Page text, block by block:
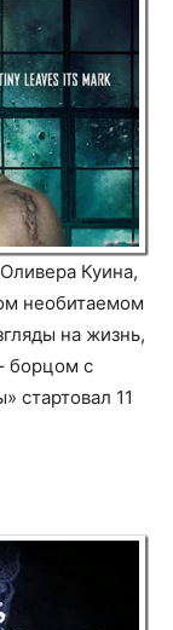
Куина,
необитаемом
на жизнь,
борцом с
стартовал 11